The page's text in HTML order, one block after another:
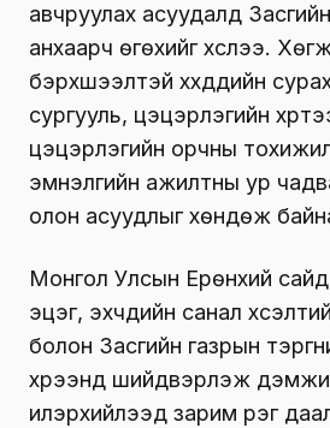
авчруулах асуудалд Засгийн
анхаарч өгөхийг хүслээ.
бэрхшээлтэй хүүхдүүдийн
сургууль, цэцэрлэгийн
цэцэрлэгийн орчны
эмнэлгийн ажилтны ур
олон асуудлыг хөндөж
Монгол Улсын Ерөнхий сайд
эцэг, эхчүүдийн санал
болон Засгийн газрын
хүрээнд шийдвэрлэж
илэрхийлээд зарим үүрэг